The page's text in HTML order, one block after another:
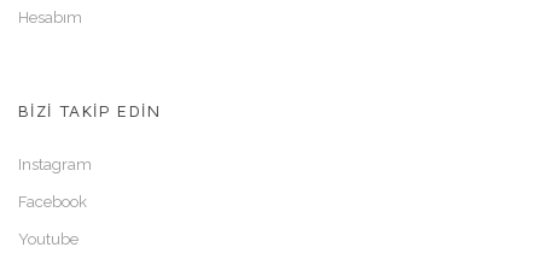
Hesabım
BİZİ TAKİP EDİN
Instagram
Facebook
Youtube